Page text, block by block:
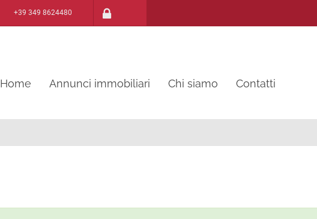
+39 349 8624480
Home Annunci immobiliari Chi siamo Contatti